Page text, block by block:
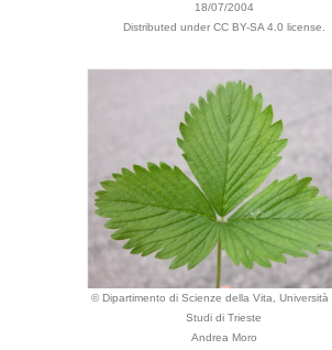
18/07/2004
Distributed under CC BY-SA 4.0 license.
© Dipartimento di Scienze della Vita, Università
Studi di Trieste
Andrea Moro